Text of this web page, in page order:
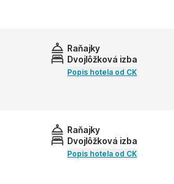
Raňajky
Dvojlôžková izba
Popis hotela od CK
Raňajky
Dvojlôžková izba
Popis hotela od CK